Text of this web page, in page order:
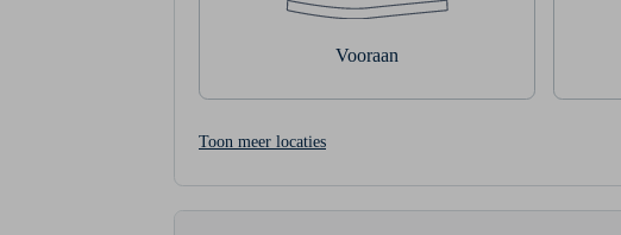
Vooraan
Toon meer locaties